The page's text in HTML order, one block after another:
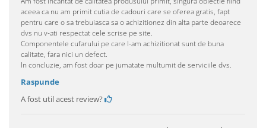
aceea ca nu am primit cutia de cadouri care se oferea gratis, fapt
pentru care o sa trebuiasca sa o achizitionez din alta parte deoarece
dvs nu v-ati respectat cele scrise pe site.
Componentele cufarului pe care l-am achizitionat sunt de buna
calitate, fara nici un defect.
In concluzie, am fost doar pe jumatate multumit de serviciile dvs.
Raspunde
A fost util acest review?